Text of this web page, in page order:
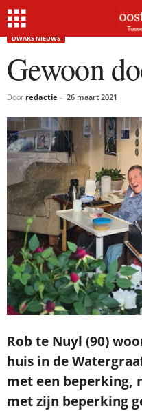
Home Gewoon
DWARS NIEUWS
Gewoon
Door redactie - 26 maart 2021
Rob te Nuyl (90)
huis in de
met een beperking,
met zijn beperking